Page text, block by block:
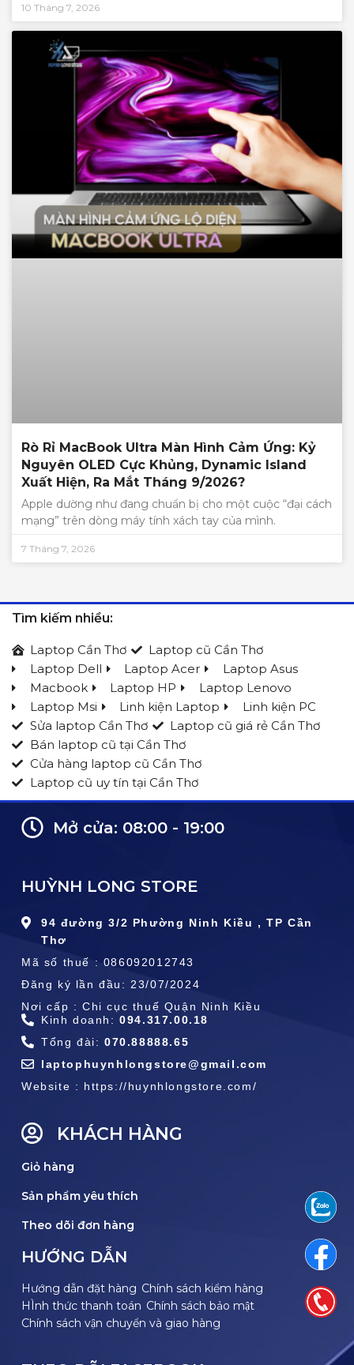
10 Tháng 7, 2026
Rò Rỉ MacBook Ultra Màn Hình Cảm Ứng: Kỷ
Nguyên OLED Cực Khủng, Dynamic Island
Xuất Hiện, Ra Mắt Tháng 9/2026?
Apple dường như đang chuẩn bị cho một cuộc “đại cách
mạng” trên dòng máy tính xách tay của mình.
7 Tháng 7, 2026
Tìm kiếm nhiều:
Laptop Cần Thơ
Laptop cũ Cần Thơ
Laptop Dell
Laptop Acer
Laptop Asus
Macbook
Laptop HP
Laptop Lenovo
Laptop Msi
Linh kiện Laptop
Linh kiện PC
Sửa laptop Cần Thơ
Laptop cũ giá rẻ Cần Thơ
Bán laptop cũ tại Cần Thơ
Cửa hàng laptop cũ Cần Thơ
Laptop cũ uy tín tại Cần Thơ
Mở cửa: 08:00 - 19:00
HUỲNH LONG STORE
94 đường 3/2 Phường Ninh Kiều , TP Cần
Thơ
Mã số thuế : 086092012743
Đăng ký lần đầu: 23/07/2024
Nơi cấp : Chi cục thuế Quận Ninh Kiều
Kinh doanh:094.317.00.18
Tổng đài: 070.88888.65
laptophuynhlongstore@gmail.com
Website : https://huynhlongstore.com/
KHÁCH HÀNG
Giỏ hàng
Sản phẩm yêu thích
Theo dõi đơn hàng
HƯỚNG DẪN
Hướng dẫn đặt hàng Chính sách kiểm hàng
HÌnh thức thanh toán Chính sách bảo mật
Chính sách vận chuyển và giao hàng